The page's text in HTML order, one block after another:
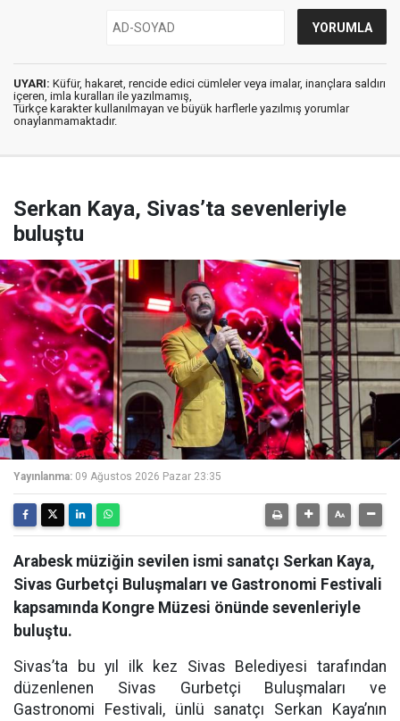
UYARI: Küfür, hakaret, rencide edici cümleler veya imalar, inançlara saldırı
içeren, imla kuralları ile yazılmamış,
Türkçe karakter kullanılmayan ve büyük harflerle yazılmış yorumlar
onaylanmamaktadır.
Serkan Kaya, Sivas’ta sevenleriyle
buluştu
Yayınlanma: 09 Ağustos 2026 Pazar 23:35
Arabesk müziğin sevilen ismi sanatçı Serkan Kaya,
Sivas Gurbetçi Buluşmaları ve Gastronomi Festivali
kapsamında Kongre Müzesi önünde sevenleriyle
buluştu.
Sivas’ta bu yıl ilk kez Sivas Belediyesi tarafından
düzenlenen Sivas Gurbetçi Buluşmaları ve
Gastronomi Festivali, ünlü sanatçı Serkan Kaya’nın